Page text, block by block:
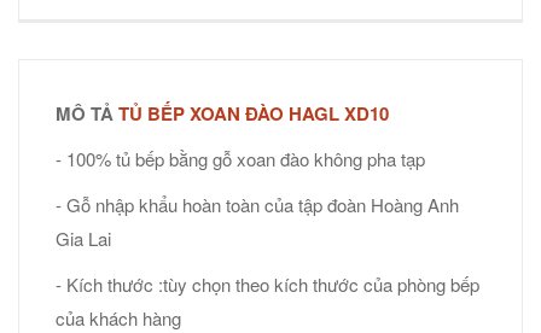
MÔ TẢTỦ BẾP XOAN ĐÀO HAGL XD10
- 100% tủ bếp bằng gỗ xoan đào không pha tạp
- Gỗ nhập khẩu hoàn toàn của tập đoàn Hoàng Anh
Gia Lai
- Kích thước :tùy chọn theo kích thước của phòng bếp
của khách hàng